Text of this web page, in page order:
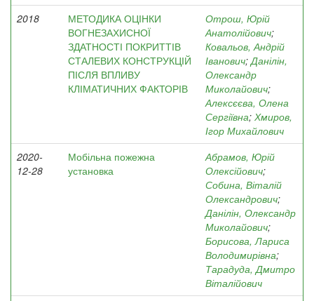
2018
МЕТОДИКА ОЦІНКИ
ВОГНЕЗАХИСНОЇ
ЗДАТНОСТІ ПОКРИТТІВ
СТАЛЕВИХ КОНСТРУКЦІЙ
ПІСЛЯ ВПЛИВУ
КЛІМАТИЧНИХ ФАКТОРІВ
Отрош, Юрій
Анатолійович;
Ковальов, Андрій
Іванович;Данілін,
Олександр
Миколайович;
Алексєєва, Олена
Сергіївна; Хмиров,
Ігор Михайлович
2020-
12-28
Мобільна пожежна
установка
Абрамов, Юрій
Олексійович;
Собина, Віталій
Олександрович;
Данілін, Олександр
Миколайович;
Борисова, Лариса
Володимирівна;
Тарадуда, Дмитро
Віталійович